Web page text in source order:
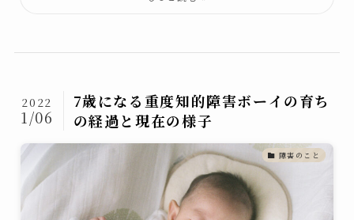
7歳になる重度知的障害ボーイの育ち
の経過と現在の様子
2022
1/06
障害のこと